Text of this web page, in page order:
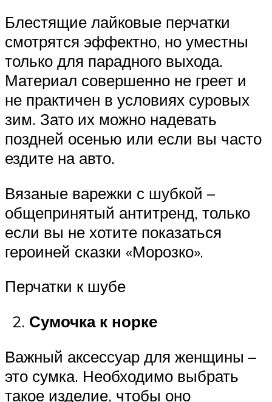
Блестящие лайковые перчатки
смотрятся эффектно, но уместны
только для парадного выхода.
Материал совершенно не греет и
не практичен в условиях суровых
зим. Зато их можно надевать
поздней осенью или если вы часто
ездите на авто.
Вязаные варежки с шубкой –
общепринятый антитренд, только
если вы не хотите показаться
героиней сказки «Морозко».
Перчатки к шубе
Сумочка к норке
Важный аксессуар для женщины –
это сумка. Необходимо выбрать
такое изделие, чтобы оно